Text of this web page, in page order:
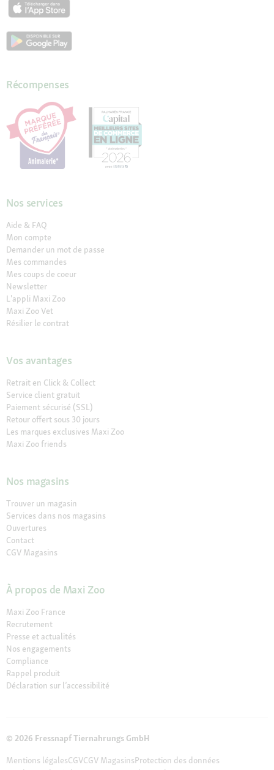
Récompenses
Nos services
Aide & FAQ
Mon compte
Demander un mot de passe
Mes commandes
Mes coups de coeur
Newsletter
L'appli Maxi Zoo
Maxi Zoo Vet
Résilier le contrat
Vos avantages
Retrait en Click & Collect
Service client gratuit
Paiement sécurisé (SSL)
Retour offert sous 30 jours
Les marques exclusives Maxi Zoo
Maxi Zoo friends
Nos magasins
Trouver un magasin
Services dans nos magasins
Ouvertures
Contact
CGV Magasins
À propos de Maxi Zoo
Maxi Zoo France
Recrutement
Presse et actualités
Nos engagements
Compliance
Rappel produit
Déclaration sur l’accessibilité
© 2026 Fressnapf Tiernahrungs GmbH
Mentions légalesCGVCGV MagasinsProtection des données